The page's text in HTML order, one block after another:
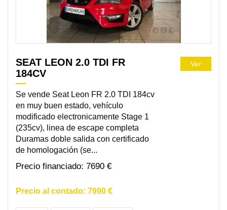
SEAT LEON 2.0 TDI FR
184CV
Se vende Seat Leon FR 2.0 TDI 184cv
en muy buen estado, vehículo
modificado electronicamente Stage 1
(235cv), linea de escape completa
Duramas doble salida con certificado
de homologación (se...
7690 €
7990 €
Ver